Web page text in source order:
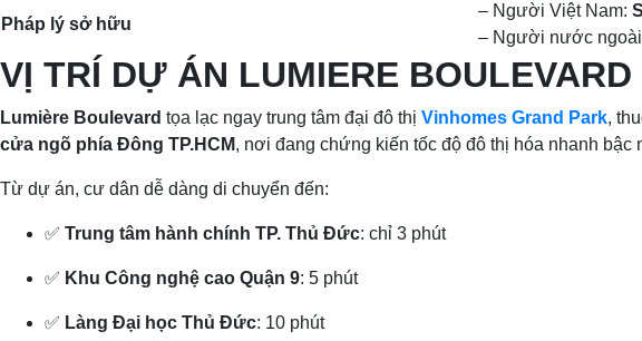
Pháp lý sở hữu
– Người Việt Nam:
– Người nước
VỊ TRÍ DỰ ÁN LUMIERE BOULEVARD
Lumière Boulevard tọa lạc ngay trung tâm đại đô thị Vinhomes Grand Park,
cửa ngõ phía Đông TP.HCM, nơi đang chứng kiến tốc độ đô thị hóa nhanh bậc
Từ dự án, cư dân dễ dàng di chuyển đến:
✅ Trung tâm hành chính TP. Thủ Đức: chỉ 3 phút
✅ Khu Công nghệ cao Quận 9: 5 phút
✅ Làng Đại học Thủ Đức: 10 phút